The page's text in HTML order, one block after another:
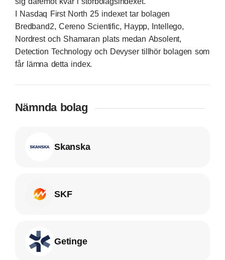
I Nasdaq First North 25 indexet tar bolagen
Bredband2, Cereno Scientific, Haypp, Intellego,
Nordrest och Shamaran plats medan Absolent,
Detection Technology och Devyser tillhör bolagen som
får lämna detta index.
Nämnda bolag
Skanska
SKF
Getinge